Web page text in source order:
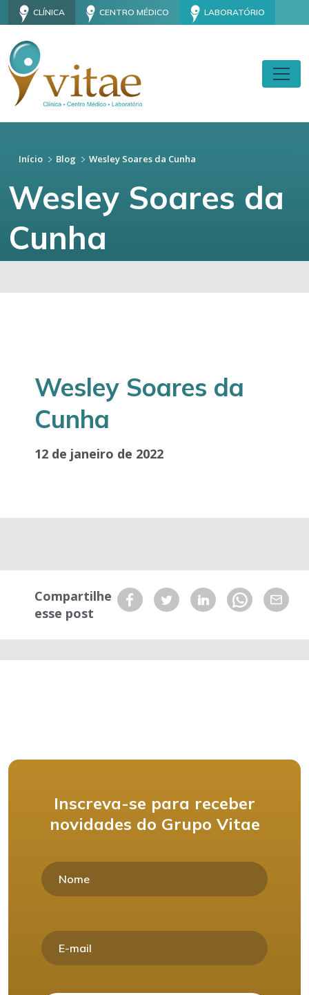
CLÍNICA CENTRO MÉDICO LABORATÓRIO
Início Blog Wesley Soares da Cunha
Wesley Soares da
Cunha
Wesley Soares da
Cunha
12 de janeiro de 2022
Compartilhe
esse post
Inscreva-se para receber
novidades do Grupo Vitae